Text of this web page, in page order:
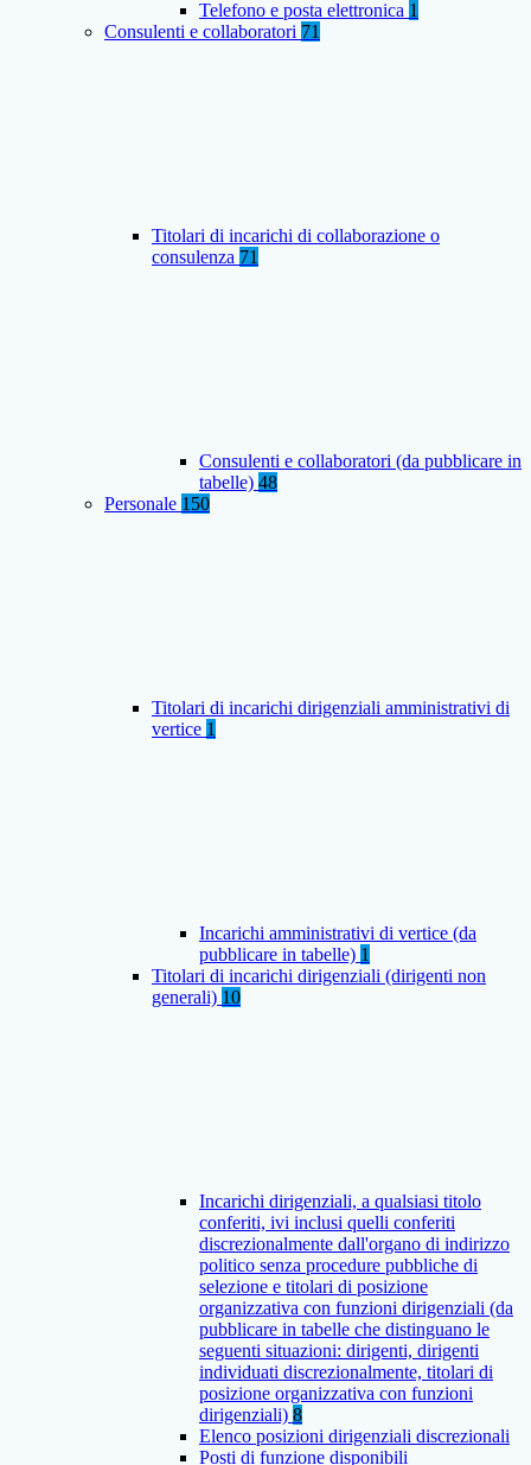
Telefono e posta elettronica 1
Consulenti e collaboratori 71
Titolari di incarichi di collaborazione o
consulenza 71
Consulenti e collaboratori (da pubblicare in
tabelle) 48
Personale 150
Titolari di incarichi dirigenziali amministrativi di
vertice 1
Incarichi amministrativi di vertice (da
pubblicare in tabelle) 1
Titolari di incarichi dirigenziali (dirigenti non
generali) 10
Incarichi dirigenziali, a qualsiasi titolo
conferiti, ivi inclusi quelli conferiti
discrezionalmente dall'organo di indirizzo
politico senza procedure pubbliche di
selezione e titolari di posizione
organizzativa con funzioni dirigenziali (da
pubblicare in tabelle che distinguano le
seguenti situazioni: dirigenti, dirigenti
individuati discrezionalmente, titolari di
posizione organizzativa con funzioni
dirigenziali) 8
Elenco posizioni dirigenziali discrezionali
Posti di funzione disponibili